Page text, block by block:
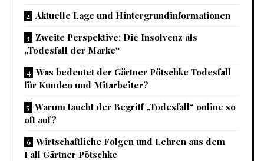
Aktuelle Lage und Hintergrundinformationen
Zweite Perspektive: Die Insolvenz als
„Todesfall der Marke“
Was bedeutet der Gärtner Pötschke Todesfall
für Kunden und Mitarbeiter?
Warum taucht der Begriff „Todesfall“ online so
oft auf?
Wirtschaftliche Folgen und Lehren aus dem
Fall Gärtner Pötschke